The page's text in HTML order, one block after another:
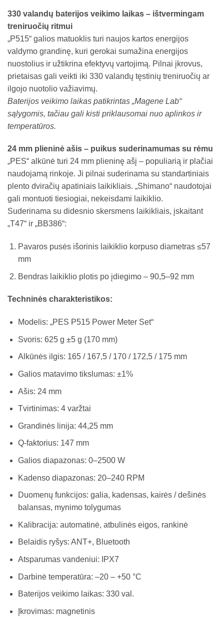
330 valandų baterijos veikimo laikas – ištvermingam
treniruočių ritmui
„P515“ galios matuoklis turi naujos kartos energijos
valdymo grandinę, kuri gerokai sumažina energijos
nuostolius ir užtikrina efektyvų vartojimą. Pilnai įkrovus,
prietaisas gali veikti iki 330 valandų tęstinių treniruočių ar
ilgojo nuotolio važiavimų.
Baterijos veikimo laikas patikrintas „Magene Lab“
sąlygomis, tačiau gali kisti priklausomai nuo aplinkos ir
temperatūros.
24 mm plieninė ašis – puikus suderinamumas su rėmu
„PES“ alkūnė turi 24 mm plieninę ašį – populiarią ir plačiai
naudojamą rinkoje. Ji pilnai suderinama su standartiniais
plento dviračių apatiniais laikikliais. „Shimano“ naudotojai
gali montuoti tiesiogiai, nekeisdami laikiklio.
Suderinama su didesnio skersmens laikikliais, įskaitant
„T47“ ir „BB386“:
Pavaros pusės išorinis laikiklio korpuso diametras ≤57
mm
Bendras laikiklio plotis po įdiegimo – 90,5–92 mm
Techninės charakteristikos:
Modelis: „PES P515 Power Meter Set“
Svoris: 625 g ±5 g (170 mm)
Alkūnės ilgis: 165 / 167,5 / 170 / 172,5 / 175 mm
Galios matavimo tikslumas: ±1%
Ašis: 24 mm
Tvirtinimas: 4 varžtai
Grandinės linija: 44,25 mm
Q-faktorius: 147 mm
Galios diapazonas: 0–2500 W
Kadenso diapazonas: 20–240 RPM
Duomenų funkcijos: galia, kadensas, kairės / dešinės
balansas, mynimo tolygumas
Kalibracija: automatinė, atbulinės eigos, rankinė
Belaidis ryšys: ANT+, Bluetooth
Atsparumas vandeniui: IPX7
Darbinė temperatūra: –20 – +50 °C
Baterijos veikimo laikas: 330 val.
Įkrovimas: magnetinis